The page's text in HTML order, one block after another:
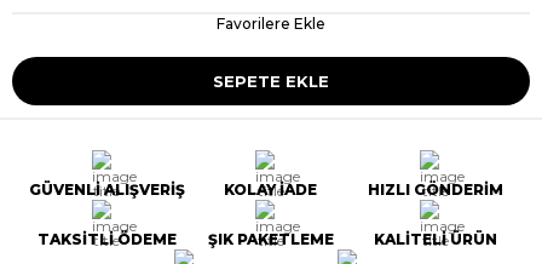
Favorilere Ekle
GÜVENLİ ALIŞVERİŞ KOLAY İADE HIZLI GÖNDERİM
TAKSİTLİ ÖDEME ŞIK PAKETLEME KALİTELİ ÜRÜN